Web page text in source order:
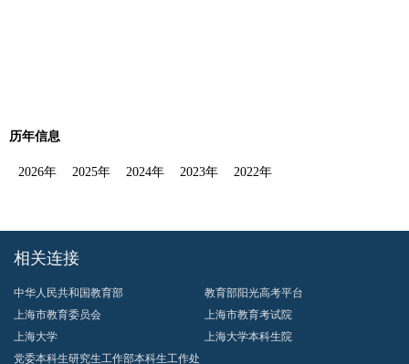
历年信息
2026年 2025年 2024年 2023年 2022年
相关连接
中华人民共和国教育部
教育部阳光高考平台
上海市教育委员会
上海市教育考试院
上海大学
上海大学本科生院
党委本科生研究生工作部本科生工作处